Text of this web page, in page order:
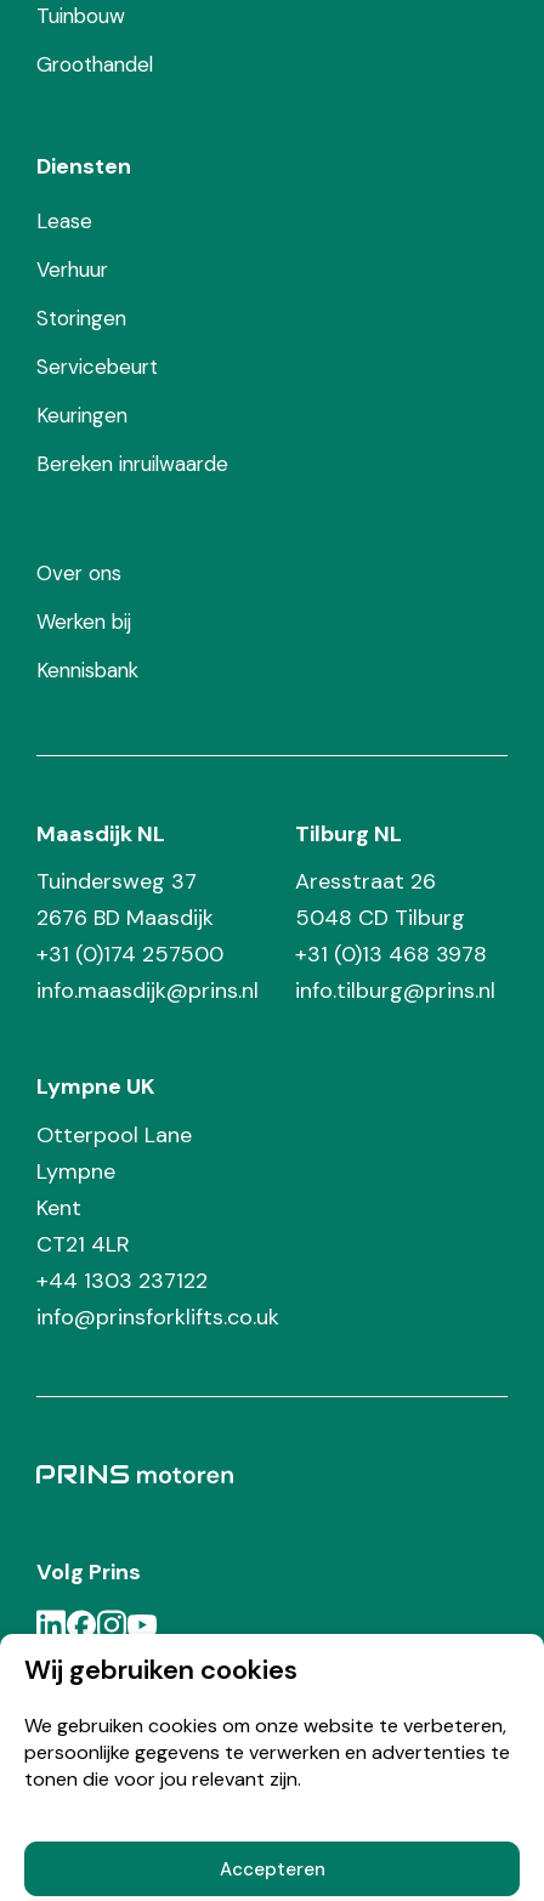
Wij gebruiken cookies
We gebruiken cookies om onze website te verbeteren,
persoonlijke gegevens te verwerken en advertenties te
tonen die voor jou relevant zijn.
Accepteren
Tuinbouw
Groothandel
Diensten
Lease
Verhuur
Storingen
Servicebeurt
Keuringen
Bereken inruilwaarde
Over ons
Werken bij
Kennisbank
Maasdijk NL
Tuindersweg 37
2676 BD Maasdijk
+31 (0)174 257500
info.maasdijk@prins.nl
Tilburg NL
Aresstraat 26
5048 CD Tilburg
+31 (0)13 468 3978
info.tilburg@prins.nl
Lympne UK
Otterpool Lane
Lympne
Kent
CT21 4LR
+44 1303 237122
info@prinsforklifts.co.uk
Volg Prins
Meld je aan voor de Prins nieuwsbrief
© Copyright 2026 Prins